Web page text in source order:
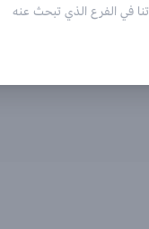
في الفرع الذي تبحث عنه